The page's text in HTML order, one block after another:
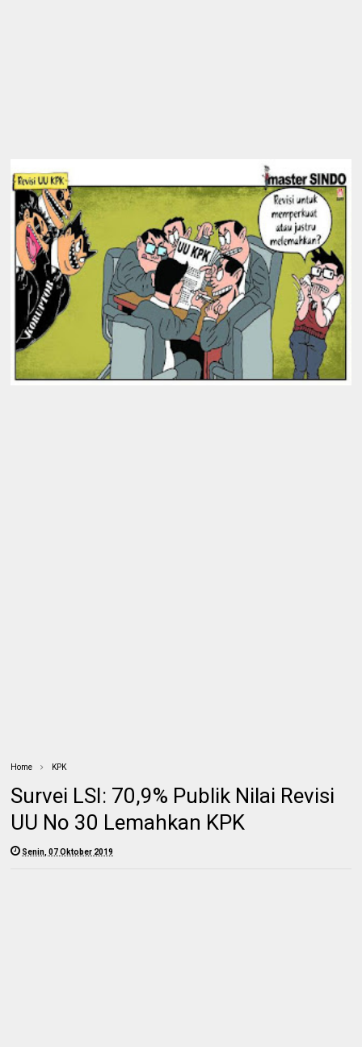
Home KPK
Survei LSI: 70,9% Publik Nilai Revisi
UU No 30 Lemahkan KPK
Senin, 07 Oktober 2019